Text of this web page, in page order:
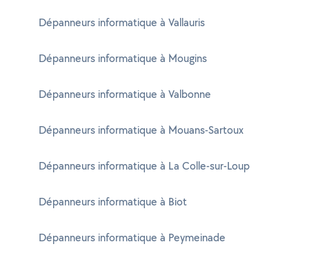
Dépanneurs informatique à Vallauris
Dépanneurs informatique à Mougins
Dépanneurs informatique à Valbonne
Dépanneurs informatique à Mouans-Sartoux
Dépanneurs informatique à La Colle-sur-Loup
Dépanneurs informatique à Biot
Dépanneurs informatique à Peymeinade